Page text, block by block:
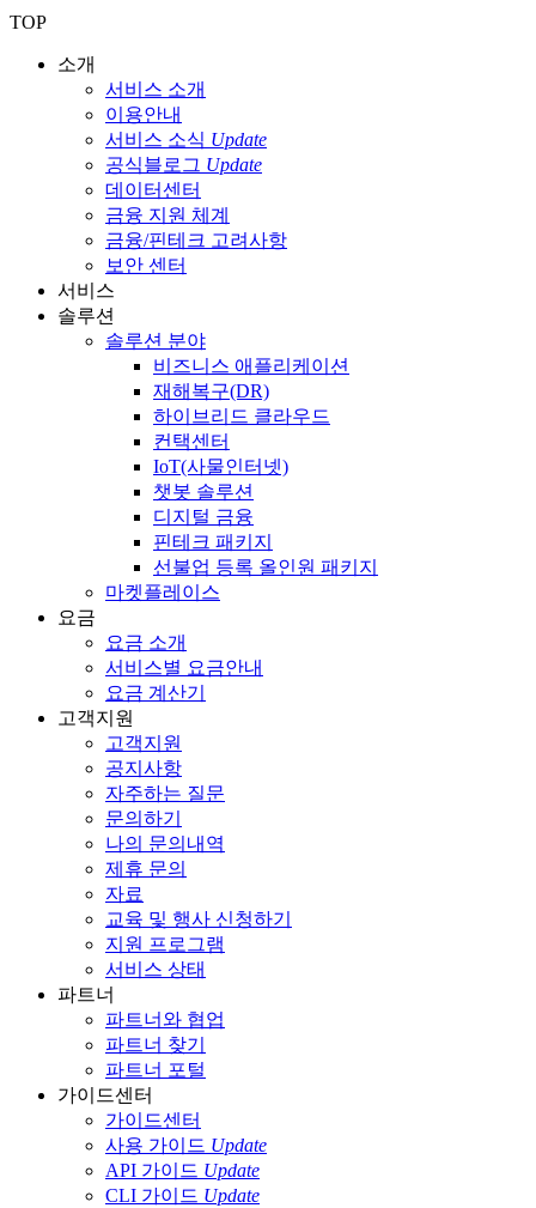
TOP
소개
서비스 소개
이용안내
서비스 소식 Update
공식블로그 Update
데이터센터
금융 지원 체계
금융/핀테크 고려사항
보안 센터
서비스
솔루션
솔루션 분야
비즈니스 애플리케이션
재해복구(DR)
하이브리드 클라우드
컨택센터
IoT(사물인터넷)
챗봇 솔루션
디지털 금융
핀테크 패키지
선불업 등록 올인원 패키지
마켓플레이스
요금
요금 소개
서비스별 요금안내
요금 계산기
고객지원
고객지원
공지사항
자주하는 질문
문의하기
나의 문의내역
제휴 문의
자료
교육 및 행사 신청하기
지원 프로그램
서비스 상태
파트너
파트너와 협업
파트너 찾기
파트너 포털
가이드센터
가이드센터
사용 가이드 Update
API 가이드 Update
CLI 가이드 Update